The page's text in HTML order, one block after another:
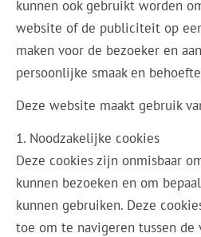
kunnen ook gebruikt worden
website of de publiciteit op
maken voor de bezoeker en
persoonlijke smaak en
Deze website maakt gebruik
1. Noodzakelijke cookies
Deze cookies zijn onmisbaar
kunnen bezoeken en om
kunnen gebruiken. Deze
toe om te navigeren tussen de